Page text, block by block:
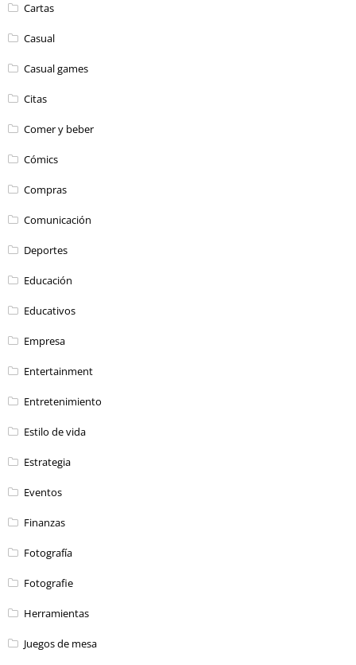
Cartas
Casual
Casual games
Citas
Comer y beber
Cómics
Compras
Comunicación
Deportes
Educación
Educativos
Empresa
Entertainment
Entretenimiento
Estilo de vida
Estrategia
Eventos
Finanzas
Fotografía
Fotografie
Herramientas
Juegos de mesa